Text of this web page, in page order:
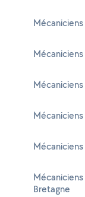
Bretagne